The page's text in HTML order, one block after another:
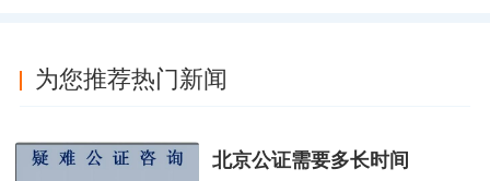
为您推荐热门新闻
北京公证需要多长时间